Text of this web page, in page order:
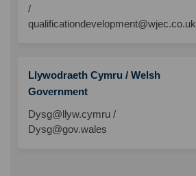
/
qualificationdevelopment@wjec.co.uk
Llywodraeth Cymru / Welsh
Government
Dysg@llyw.cymru /
Dysg@gov.wales